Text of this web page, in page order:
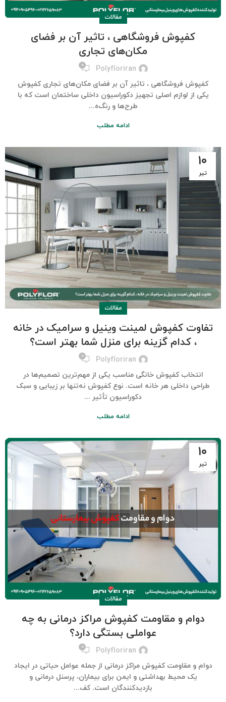
مقالات
کفپوش فروشگاهی ، تاثیر آن بر فضای
مکان‌های تجاری
Polyfloriran ۰
کفپوش فروشگاهی ، تاثیر آن بر فضای مکان‌های تجاری کفپوش
یکی از لوازم اصلی تجهیز دکوراسیون داخلی ساختمان است که با
طرح‌ها و رنگ‌ه...
ادامه مطلب
۱۰
تیر
مقالات
تفاوت کفپوش لمینت وینیل و سرامیک در خانه
، کدام گزینه برای منزل شما بهتر است؟
Polyfloriran ۰
انتخاب کفپوش خانگی مناسب یکی از مهم‌ترین تصمیم‌ها در
طراحی داخلی هر خانه است. نوع کفپوش نه‌تنها بر زیبایی و سبک
دکوراسیون تأثیر ...
ادامه مطلب
۱۰
تیر
مقالات
دوام و مقاومت کفپوش مراکز درمانی به چه
عواملی بستگی دارد؟
Polyfloriran ۰
دوام و مقاومت کفپوش مراکز درمانی از جمله عوامل حیاتی در ایجاد
یک محیط بهداشتی و ایمن برای بیماران، پرسنل درمانی و
بازدیدکنندگان است. کف...